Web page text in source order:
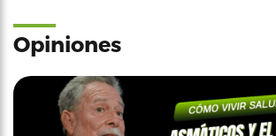
Opiniones